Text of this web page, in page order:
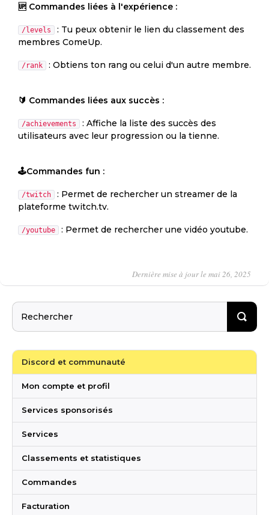
🆙 Commandes liées à l'expérience :
/levels
: Tu peux obtenir le lien du classement des
membres ComeUp.
/rank : Obtiens ton rang ou celui d'un autre membre.
🔰 Commandes liées aux succès :
/achievements
: Affiche la liste des succès des
utilisateurs avec leur progression ou la tienne.
🕹Commandes fun :
/twitch
: Permet de rechercher un streamer de la
plateforme twitch.tv.
/youtube : Permet de rechercher une vidéo youtube.
Dernière mise à jour le mai 26, 2025
Discord et communauté
Mon compte et profil
Services sponsorisés
Services
Classements et statistiques
Commandes
Facturation